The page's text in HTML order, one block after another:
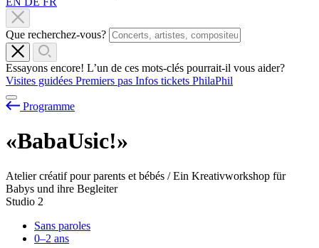
Que recherchez-vous?
Essayons encore! L’un de ces mots-clés pourrait-il vous aider?
Visites guidées Premiers pas Infos tickets PhilaPhil
Programme
«BabaUsic!»
Atelier créatif pour parents et bébés / Ein Kreativworkshop für
Babys und ihre Begleiter
Studio 2
Sans paroles
0–2 ans